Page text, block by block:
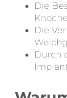
Die
Die
Durch